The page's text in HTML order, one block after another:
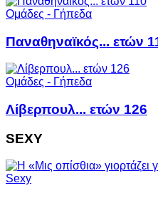
Ομάδες - Γήπεδα
Παναθηναϊκός... ετών
Ομάδες - Γήπεδα
Λίβερπουλ... ετών 126
SEXY
Sexy